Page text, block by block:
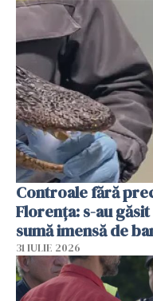
Controale fără
Florența: s-au
sumă imensă de
31 IULIE 2026